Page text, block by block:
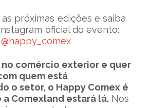
próximas edições e saiba
oficial do evento:
@happy_comex
no comércio exterior e quer
quem está
o setor, o Happy Comex é
a Comexland estará lá.Nos